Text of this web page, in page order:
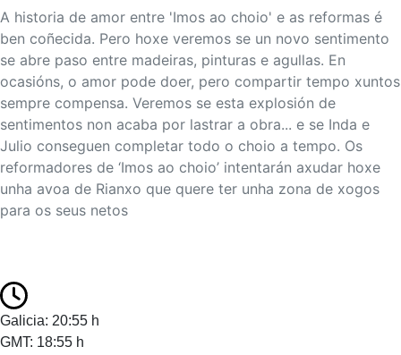
A historia de amor entre 'Imos ao choio' e as reformas é
ben coñecida. Pero hoxe veremos se un novo sentimento
se abre paso entre madeiras, pinturas e agullas. En
ocasións, o amor pode doer, pero compartir tempo xuntos
sempre compensa. Veremos se esta explosión de
sentimentos non acaba por lastrar a obra... e se Inda e
Julio conseguen completar todo o choio a tempo. Os
reformadores de ‘Imos ao choio’ intentarán axudar hoxe
unha avoa de Rianxo que quere ter unha zona de xogos
para os seus netos
Galicia: 20:55 h
GMT: 18:55 h